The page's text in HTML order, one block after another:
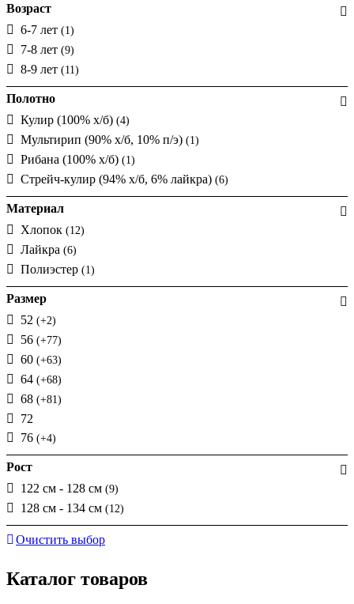
Возраст
6-7 лет (1)
7-8 лет (9)
8-9 лет (11)
Полотно
Кулир (100% х/б) (4)
Мультирип (90% х/б, 10% п/э) (1)
Рибана (100% х/б) (1)
Стрейч-кулир (94% х/б, 6% лайкра) (6)
Материал
Хлопок (12)
Лайкра (6)
Полиэстер (1)
Размер
52 (+2)
56 (+77)
60 (+63)
64 (+68)
68 (+81)
72
76 (+4)
Рост
122 см - 128 см (9)
128 см - 134 см (12)
Очистить выбор
Каталог товаров